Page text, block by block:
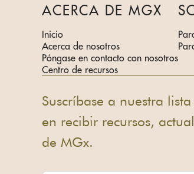
ACERCA DE MGX
Inicio
Acerca de nosotros
Póngase en contacto con nosotros
Centro de recursos
Suscríbase a nuestra
en recibir recursos,
de MGx.